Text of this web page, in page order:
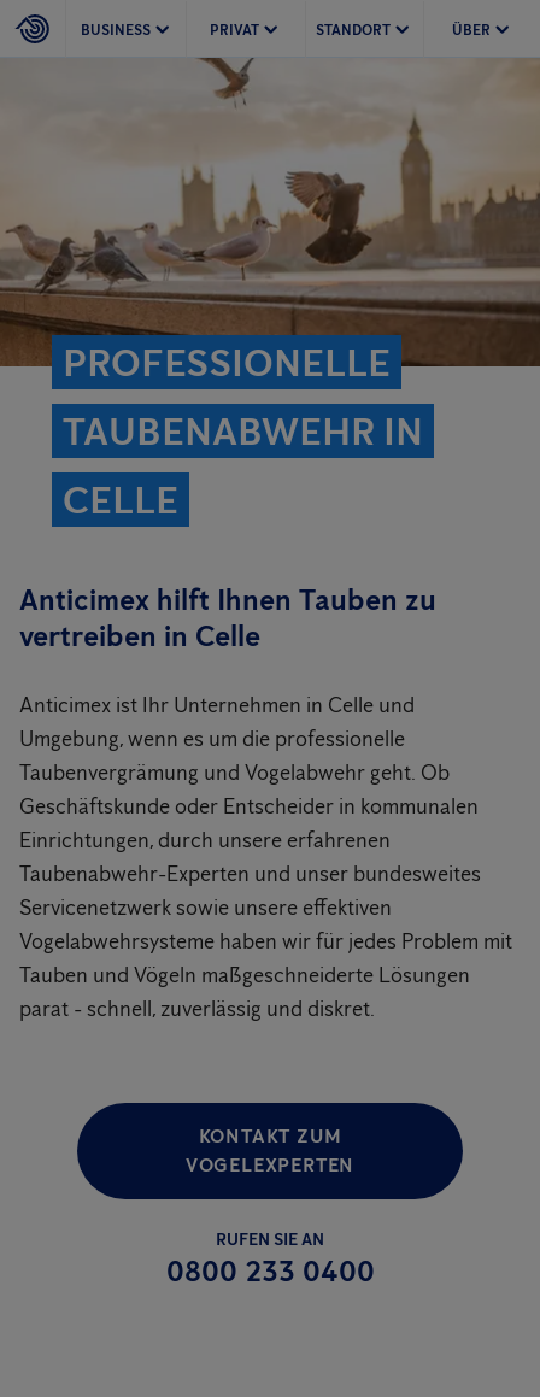
BUSINESS PRIVAT STANDORT ÜBER
PROFESSIONELLE
TAUBENABWEHR IN
CELLE
Anticimex hilft Ihnen Tauben zu
vertreiben in Celle
Anticimex ist Ihr Unternehmen in Celle und
Umgebung, wenn es um die professionelle
Taubenvergrämung und Vogelabwehr geht. Ob
Geschäftskunde oder Entscheider in kommunalen
Einrichtungen, durch unsere erfahrenen
Taubenabwehr-Experten und unser bundesweites
Servicenetzwerk sowie unsere effektiven
Vogelabwehrsysteme haben wir für jedes Problem mit
Tauben und Vögeln maßgeschneiderte Lösungen
parat - schnell, zuverlässig und diskret.
KONTAKT ZUM
VOGELEXPERTEN
RUFEN SIE AN
0800 233 0400